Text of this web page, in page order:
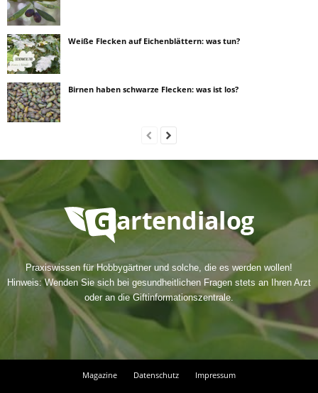
Weiße Flecken auf Eichenblättern: was tun?
Birnen haben schwarze Flecken: was ist los?
Praxiswissen für Hobbygärtner und solche, die es werden wollen!
Hinweis: Wenden Sie sich bei gesundheitlichen Fragen stets an Ihren Arzt
oder an die Giftinformationszentrale.
Magazine Datenschutz
Impressum